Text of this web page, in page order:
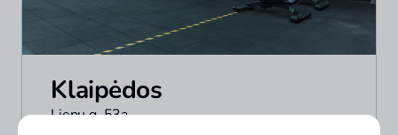
Klaipėdos
Liepų g. 53a